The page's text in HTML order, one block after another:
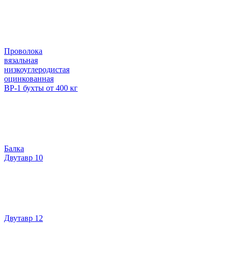
Проволока
вязальная
низкоуглеродистая
оцинкованная
ВР-1 бухты от 400 кг
Балка
Двутавр 10
Двутавр 12